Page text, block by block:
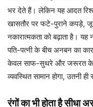
भर देते हैं। लेकिन यह आदत
खासतौर पर फटे-पुराने कपड़े,
नकारात्मकता को बढ़ाता है। यह
पति-पत्नी के बीच अनबन का
केवल साफ-सुथरे और जरूरत के
व्यवस्थित सामान होगा, उतनी
रंगों का भी होता है सीधा